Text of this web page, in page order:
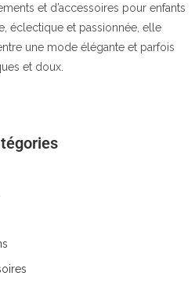
et d’accessoires pour enfants
éclectique et passionnée, elle
une mode élégante et parfois
et doux.